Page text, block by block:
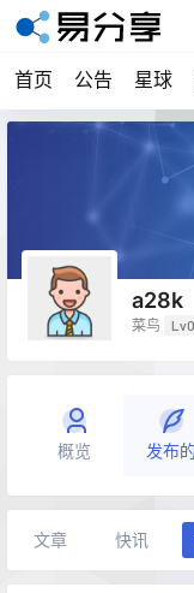
首页 公告 星球
a28k
菜鸟 Lv0
概览 发布的
文章 快讯